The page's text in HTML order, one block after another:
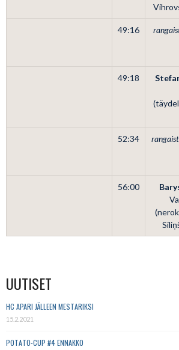
49:16
49:18
52:34
56:00
UUTISET
HC APARI JÄLLEEN MESTARIKSI
15.2.2021
POTATO-CUP #4 ENNAKKO